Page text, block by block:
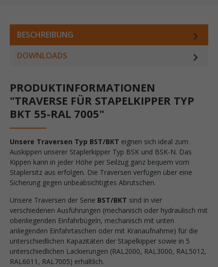
BESCHREIBUNG
DOWNLOADS
PRODUKTINFORMATIONEN
"TRAVERSE FÜR STAPELKIPPER TYP
BKT 55-RAL 7005"
Unsere Traversen Typ BST/BKT eignen sich ideal zum
Auskippen unserer Staplerkipper Typ BSK und BSK-N. Das
Kippen kann in jeder Höhe per Seilzug ganz bequem vom
Staplersitz aus erfolgen. Die Traversen verfügen über eine
Sicherung gegen unbeabsichtigtes Abrutschen.
Unsere Traversen der Serie BST/BKT sind in vier
verschiedenen Ausführungen (mechanisch oder hydraulisch mit
obenliegenden Einfahrbügeln, mechanisch mit unten
anliegenden Einfahrtaschen oder mit Kranaufnahme) für die
unterschiedlichen Kapazitäten der Stapelkipper sowie in 5
unterschiedlichen Lackierungen (RAL2000, RAL3000, RAL5012,
RAL6011, RAL7005) erhältlich.